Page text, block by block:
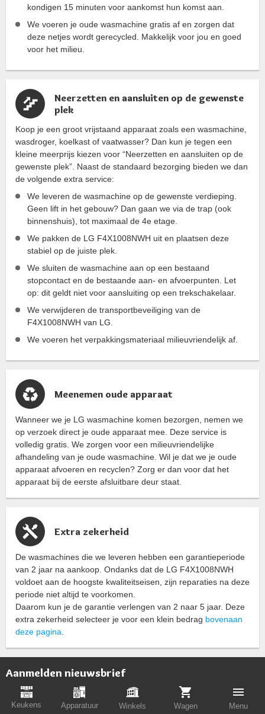
Keukens Apparatuur Winkels Wagen Menu
kondigen 15 minuten voor aankomst hun komst aan.
We voeren je oude wasmachine gratis af en zorgen dat
deze netjes wordt gerecycled. Makkelijk voor jou en goed
voor het milieu.
Neerzetten en aansluiten op de gewenste
plek
Koop je een groot vrijstaand apparaat zoals een wasmachine,
wasdroger, koelkast of vaatwasser? Dan kun je tegen een
kleine meerprijs kiezen voor “Neerzetten en aansluiten op de
gewenste plek”. Naast de standaard bezorging bieden we dan
de volgende extra service:
We leveren de wasmachine op de gewenste verdieping.
Geen lift in het gebouw? Dan gaan we via de trap (ook
binnenshuis), tot maximaal de 4e etage.
We pakken de LG F4X1008NWH uit en plaatsen deze
stabiel op de juiste plek.
We sluiten de wasmachine aan op een bestaand
stopcontact en de bestaande aan- en afvoerpunten. Let
op: dit geldt niet voor aansluiting op een trekschakelaar.
We verwijderen de transportbeveiliging van de
F4X1008NWH van LG.
We voeren het verpakkingsmateriaal milieuvriendelijk af.
Meenemen oude apparaat
Wanneer we je LG wasmachine komen bezorgen, nemen we
op verzoek direct je oude apparaat mee. Deze service is
volledig gratis. We zorgen voor een milieuvriendelijke
afhandeling van je oude wasmachine. Wil je dat we je oude
apparaat afvoeren en recyclen? Zorg er dan voor dat het
apparaat bij de eerste afsluitbare deur staat.
Extra zekerheid
De wasmachines die we leveren hebben een garantieperiode
van 2 jaar na aankoop. Ondanks dat de LG F4X1008NWH
voldoet aan de hoogste kwaliteitseisen, zijn reparaties na deze
periode niet altijd te voorkomen.
Daarom kun je de garantie verlengen van 2 naar 5 jaar. Deze
extra zekerheid selecteer je voor een klein bedrag bovenaan
deze pagina
Aanmelden nieuwsbrief
Ontvang de beste aanbiedingen als 1e